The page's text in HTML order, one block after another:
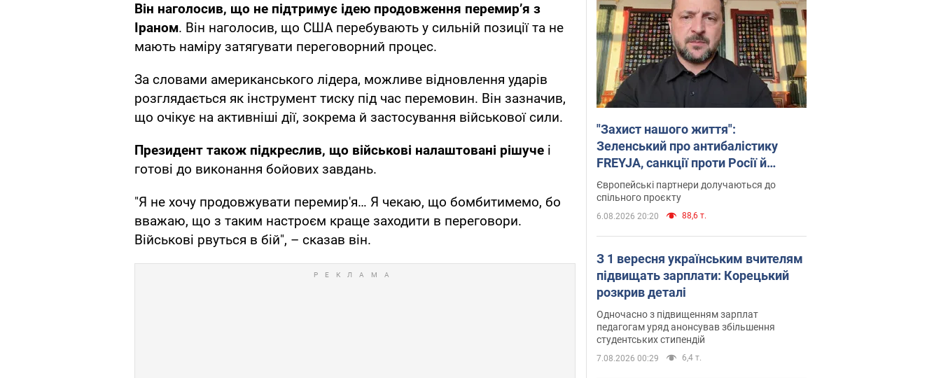
Він наголосив, що не підтримує ідею продовження перемир’я з
Іраном. Він наголосив, що США перебувають у сильній позиції та не
мають наміру затягувати переговорний процес.
За словами американського лідера, можливе відновлення ударів
розглядається як інструмент тиску під час перемовин. Він зазначив,
що очікує на активніші дії, зокрема й застосування військової сили.
Президент також підкреслив, що військові налаштовані рішуче і
готові до виконання бойових завдань.
"Я не хочу продовжувати перемир'я… Я чекаю, що бомбитимемо, бо
вважаю, що з таким настроєм краще заходити в переговори.
Військові рвуться в бій", – сказав він.
"Захист нашого життя":
Зеленський про антибалістику
FREYJA, санкції проти Росії й
підтримку аграріїв. Відео
Європейські партнери долучаються до
спільного проєкту
6.08.2026 20:20 88,6 т.
З 1 вересня українським вчителям
підвищать зарплати: Корецький
розкрив деталі
Одночасно з підвищенням зарплат
педагогам уряд анонсував збільшення
студентських стипендій
7.08.2026 00:29 6,4 т.